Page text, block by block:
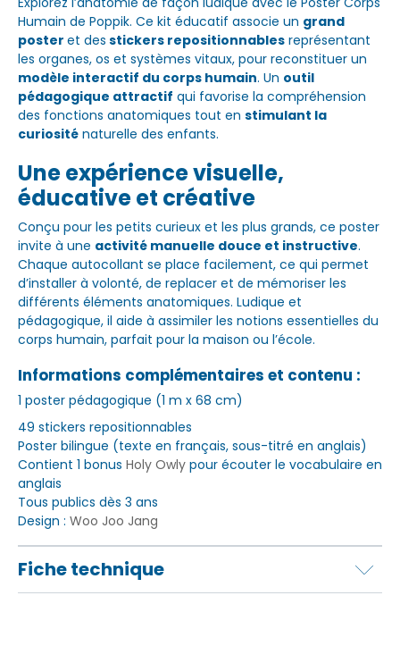
Humain de Poppik. Ce kit éducatif associe un grand
poster et des stickers repositionnables représentant
les organes, os et systèmes vitaux, pour reconstituer un
modèle interactif du corps humain. Un outil
pédagogique attractif qui favorise la compréhension
des fonctions anatomiques tout en stimulant la
curiosité naturelle des enfants.
Une expérience visuelle,
éducative et créative
Conçu pour les petits curieux et les plus grands, ce poster
invite à une activité manuelle douce et instructive.
Chaque autocollant se place facilement, ce qui permet
d’installer à volonté, de replacer et de mémoriser les
différents éléments anatomiques. Ludique et
pédagogique, il aide à assimiler les notions essentielles du
corps humain, parfait pour la maison ou l’école.
Informations complémentaires et contenu :
1 poster pédagogique (1 m x 68 cm)
49 stickers repositionnables
Poster bilingue (texte en français, sous-titré en anglais)
Contient 1 bonus Holy Owly pour écouter le vocabulaire en
anglais
Tous publics dès 3 ans
Design : Woo Joo Jang
Fiche technique